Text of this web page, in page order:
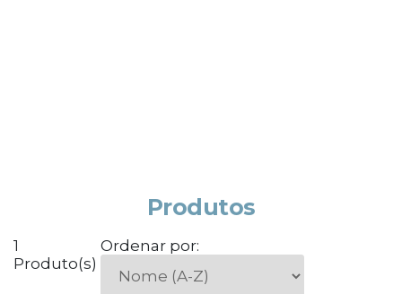
Produtos
1
Produto(s)
Ordenar por: